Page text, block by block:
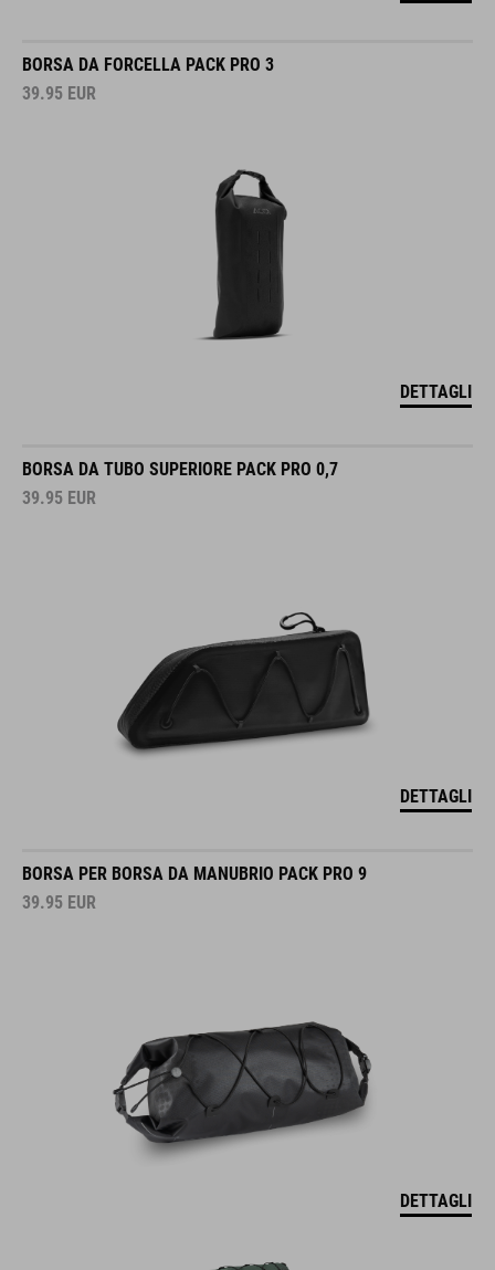
BORSA DA FORCELLA PACK PRO 3
39.95 EUR
DETTAGLI
BORSA DA TUBO SUPERIORE PACK PRO 0,7
39.95 EUR
DETTAGLI
BORSA PER BORSA DA MANUBRIO PACK PRO 9
39.95 EUR
DETTAGLI